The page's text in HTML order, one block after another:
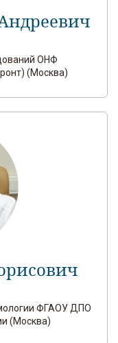
ОНФ
(Москва)
ФГАОУ ДПО
(Москва)